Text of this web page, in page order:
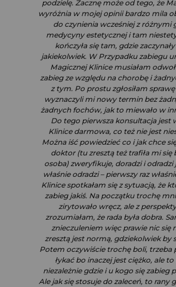
podzielę. Zacznę może od tego, że
wyróżnia w mojej opinii bardzo mila
do czynienia wcześniej z różnymi
medycyny estetycznej i tam
kończyła się tam, gdzie
jakiekolwiek. W Przypadku zabiegu
Magicznej Klinice musiałam
zabieg ze względu na chorobę i
z tym. Po prostu zgłosiłam sprawę
wyznaczyli mi nowy termin bez
żadnych fochów, jak to miewało w
Do tego pierwsza konsultacja jest
Klinice darmowa, co też nie jest
Można iść powiedzieć co i jak chce
doktor (tu zresztą też trafiła mi się
osoba) zweryfikuje, doradzi i odradzi
właśnie odradzi – pierwszy raz
Klinice spotkałam się z sytuacją, że
zabieg jakiś. Na początku trochę
zirytowało wręcz, ale z
zrozumiałam, że rada była dobra.
znieczuleniem więc prawie nic się
zresztą jest normą, gdziekolwiek by
Potem oczywiście trochę boli, trzeba
łykać bo inaczej jest ciężko, ale
niezależnie gdzie i u kogo się zabieg
Ale jak się stosuje do zaleceń, to rany